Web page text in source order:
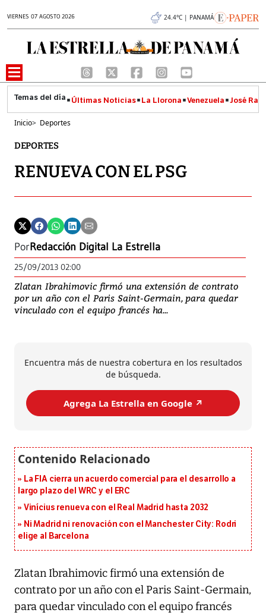
VIERNES 07 AGOSTO 2026 24.4°C | PANAMÁ
Últimas Noticias La Llorona Venezuela José
Inicio> Deportes
DEPORTES
RENUEVA CON EL PSG
PorRedacción Digital La Estrella
25/09/2013 02:00
Zlatan Ibrahimovic firmó una extensión de contrato
por un año con el Paris Saint-Germain, para quedar
vinculado con el equipo francés ha...
Encuentra más de nuestra cobertura en los resultados
de búsqueda.
Agrega La Estrella en Google ↗️
La FIA cierra un acuerdo comercial para el desarrollo a
largo plazo del WRC y el ERC
Vinícius renueva con el Real Madrid hasta 2032
Ni Madrid ni renovación con el Manchester City: Rodri
elige al Barcelona
Zlatan Ibrahimovic firmó una extensión de
contrato por un año con el Paris Saint-Germain,
para quedar vinculado con el equipo francés